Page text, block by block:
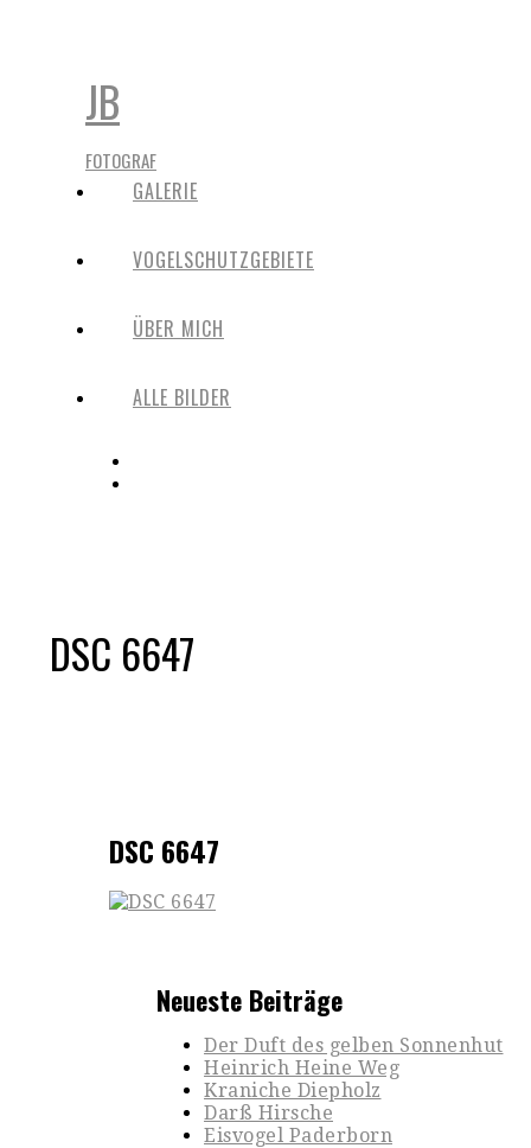
JB
FOTOGRAF
GALERIE
VOGELSCHUTZGEBIETE
ÜBER MICH
ALLE BILDER
DSC 6647
DSC 6647
Neueste Beiträge
Der Duft des gelben Sonnenhut
Heinrich Heine Weg
Kraniche Diepholz
Darß Hirsche
Eisvogel Paderborn